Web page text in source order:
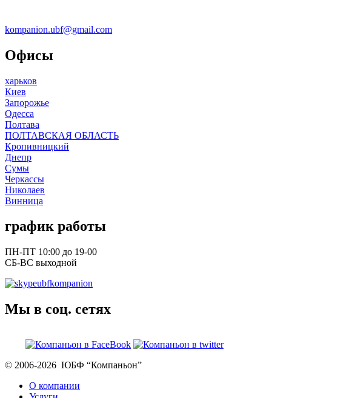
kompanion.ubf@gmail.com
Офисы
харьков
Киев
Запорожье
Одесса
Полтава
ПОЛТАВСКАЯ ОБЛАСТЬ
Кропивницкий
Днепр
Сумы
Черкассы
Николаев
Винница
график работы
ПН-ПТ 10:00 до 19-00
СБ-ВС выходной
ubfkompanion
Мы в соц. сетях
© 2006-2026 ЮБФ “Компаньон”
О компании